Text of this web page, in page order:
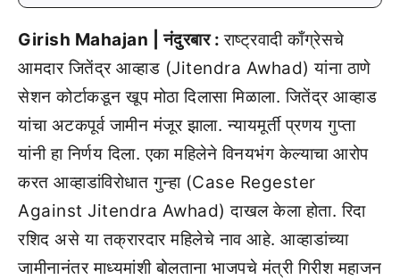
Girish Mahajan | नंदुरबार :राष्ट्रवादी काँग्रेसचे
आमदार जितेंद्र आव्हाड (Jitendra Awhad) यांना ठाणे
सेशन कोर्टाकडून खूप मोठा दिलासा मिळाला. जितेंद्र आव्हाड
यांचा अटकपूर्व जामीन मंजूर झाला. न्यायमूर्ती प्रणय गुप्ता
यांनी हा निर्णय दिला. एका महिलेने विनयभंग केल्याचा आरोप
करत आव्हाडांविरोधात गुन्हा (Case Regester
Against Jitendra Awhad) दाखल केला होता. रिदा
रशिद असे या तक्रारदार महिलेचे नाव आहे. आव्हाडांच्या
जामीनानंतर माध्यमांशी बोलताना भाजपचे मंत्री गिरीश महाजन